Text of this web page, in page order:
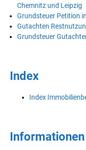
Chemnitz und Leipzig
Grundsteuer Petition
Gutachten
Grundsteuer
Index
Index